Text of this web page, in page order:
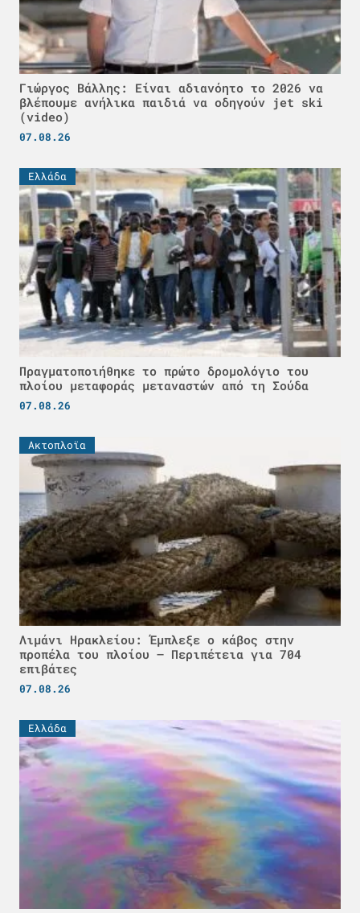
Γιώργος Βάλλης: Είναι αδιανόητο το 2026 να
βλέπουμε ανήλικα παιδιά να οδηγούν jet ski
(video)
07.08.26
Ελλάδα
Πραγματοποιήθηκε το πρώτο δρομολόγιο του
πλοίου μεταφοράς μεταναστών από τη Σούδα
07.08.26
Ακτοπλοϊα
Λιμάνι Ηρακλείου: Έμπλεξε ο κάβος στην
προπέλα του πλοίου – Περιπέτεια για 704
επιβάτες
07.08.26
Ελλάδα